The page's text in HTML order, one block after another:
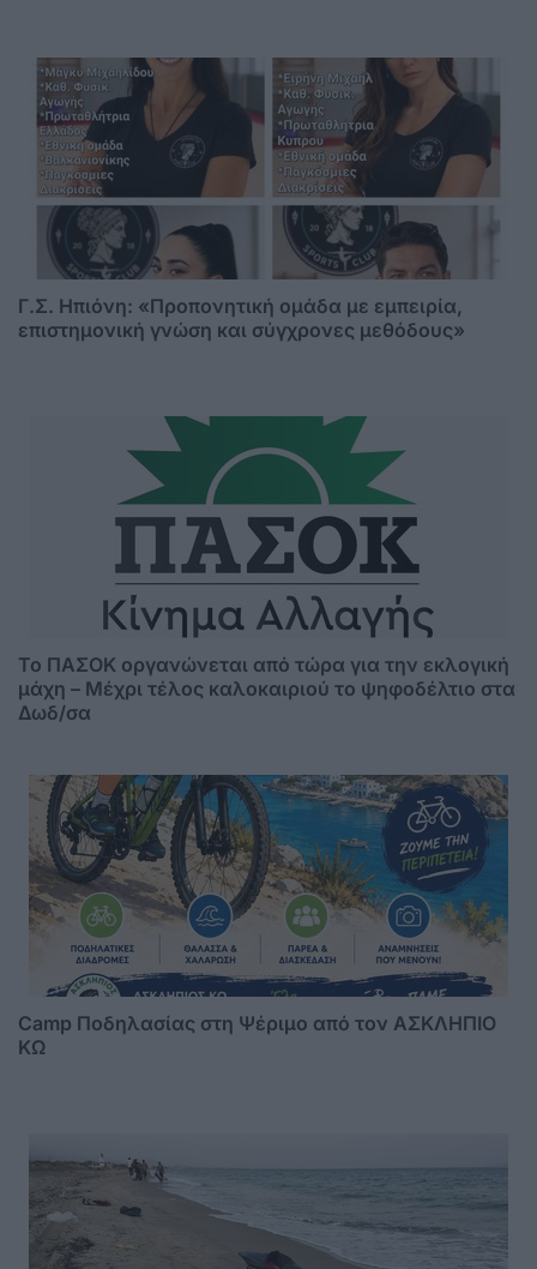
Γ.Σ. Ηπιόνη: «Προπονητική ομάδα με εμπειρία,
επιστημονική γνώση και σύγχρονες μεθόδους»
Το ΠΑΣΟΚ οργανώνεται από τώρα για την εκλογική
μάχη – Μέχρι τέλος καλοκαιριού το ψηφοδέλτιο στα
Δωδ/σα
Camp Ποδηλασίας στη Ψέριμο από τον ΑΣΚΛΗΠΙΟ
ΚΩ